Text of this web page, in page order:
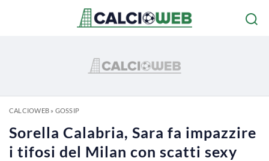
CALCIOWEB» GOSSIP
Sorella Calabria, Sara fa impazzire
i tifosi del Milan con scatti sexy